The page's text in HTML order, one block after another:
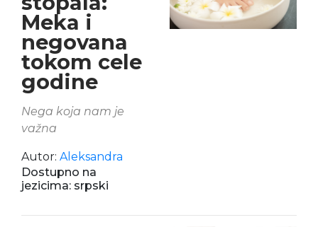
Meka i
negovana
tokom cele
godine
Nega koja nam je
važna
Autor: Aleksandra
Dostupno na
jezicima: srpski